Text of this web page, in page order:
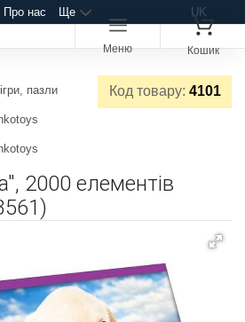
Про нас Ще UK
Меню Кошик
Код товару: 4101
пазли
2000 елементів